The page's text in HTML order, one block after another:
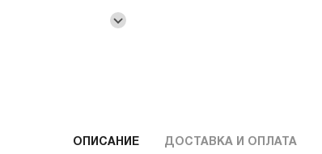
ОПИСАНИЕ ДОСТАВКА И ОПЛАТА